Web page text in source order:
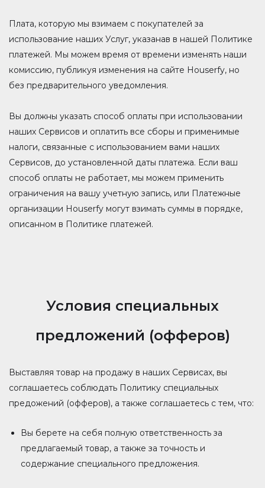
Плата, которую мы взимаем с покупателей за
использование наших Услуг, указанав в нашей Политике
платежей. Мы можем время от времени изменять наши
комиссию, публикуя изменения на сайте Houserfy, но
без предварительного уведомления.
Вы должны указать способ оплаты при использовании
наших Сервисов и оплатить все сборы и применимые
налоги, связанные с использованием вами наших
Сервисов, до установленной даты платежа. Если ваш
способ оплаты не работает, мы можем применить
ограничения на вашу учетную запись, или Платежные
организации Houserfy могут взимать суммы в порядке,
описанном в Политике платежей.
Условия специальных
предложений (офферов)
Выставляя товар на продажу в наших Сервисах, вы
соглашаетесь соблюдать Политику специальных
предожений (офферов), а также соглашаетесь с тем, что:
Вы берете на себя полную ответственность за
предлагаемый товар, а также за точность и
содержание специального предложения.